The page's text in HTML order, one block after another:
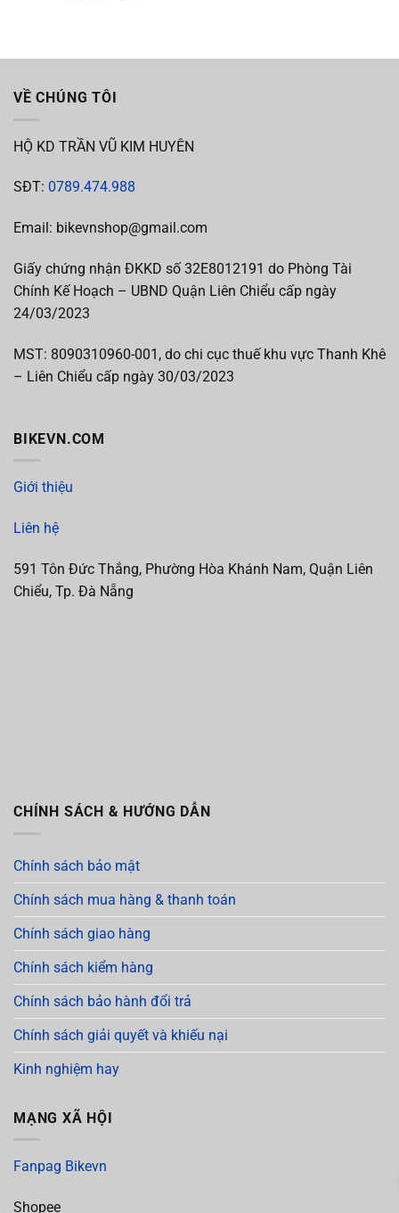
VỀ CHÚNG TÔI
HỘ KD TRẦN VŨ KIM HUYÊN
SĐT: 0789.474.988
Email: bikevnshop@gmail.com
Giấy chứng nhận ĐKKD số 32E8012191 do Phòng Tài
Chính Kế Hoạch – UBND Quận Liên Chiểu cấp ngày
24/03/2023
MST: 8090310960-001, do chi cục thuế khu vực Thanh Khê
– Liên Chiểu cấp ngày 30/03/2023
BIKEVN.COM
Giới thiệu
Liên hệ
591 Tôn Đức Thắng, Phường Hòa Khánh Nam, Quận Liên
Chiểu, Tp. Đà Nẵng
CHÍNH SÁCH & HƯỚNG DẪN
Chính sách bảo mật
Chính sách mua hàng & thanh toán
Chính sách giao hàng
Chính sách kiểm hàng
Chính sách bảo hành đổi trả
Chính sách giải quyết và khiếu nại
Kinh nghiệm hay
MẠNG XÃ HỘI
Fanpag Bikevn
Shopee